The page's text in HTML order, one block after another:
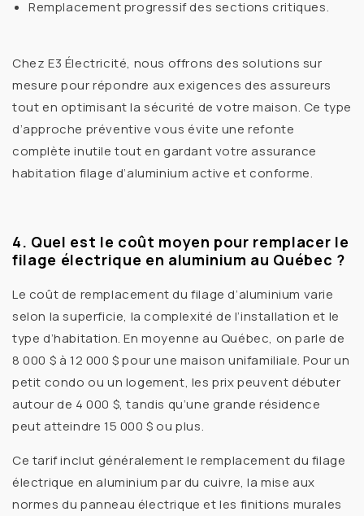
Remplacement progressif des sections critiques.
Chez E3 Électricité, nous offrons des solutions sur
mesure pour répondre aux exigences des assureurs
tout en optimisant la sécurité de votre maison. Ce type
d’approche préventive vous évite une refonte
complète inutile tout en gardant votreassurance
habitation filage d’aluminium active et conforme.
4. Quel est le coût moyen pour remplacer le
filage électrique en aluminium au Québec ?
Le coût de remplacement du filage d’aluminium varie
selon la superficie, la complexité de l’installation et le
type d’habitation. En moyenne au Québec, on parle de
8 000 $ à 12 000 $pour une maison unifamiliale. Pour un
petit condo ou un logement, les prix peuvent débuter
autour de 4 000 $, tandis qu’une grande résidence
peut atteindre 15 000 $ ou plus.
Ce tarif inclut généralement leremplacement du filage
électrique en aluminium par du cuivre, lamise aux
normes du panneau électrique et les finitions murales